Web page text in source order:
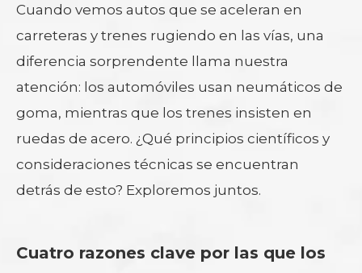
Cuando vemos autos que se aceleran en
carreteras y trenes rugiendo en las vías, una
diferencia sorprendente llama nuestra
atención: los automóviles usan neumáticos de
goma, mientras que los trenes insisten en
ruedas de acero. ¿Qué principios científicos y
consideraciones técnicas se encuentran
detrás de esto? Exploremos juntos.
Cuatro razones clave por las que los